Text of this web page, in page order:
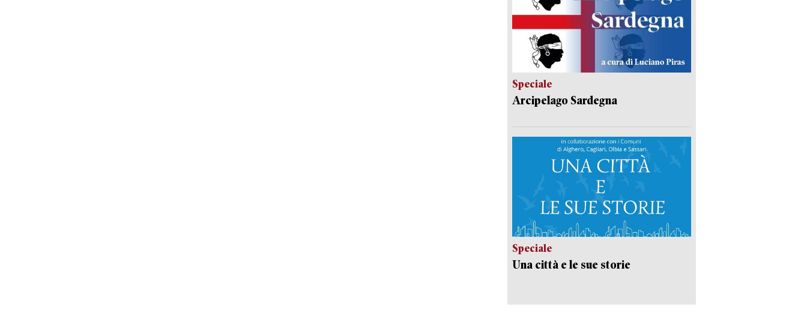
Speciale
Arcipelago Sardegna
Speciale
Una città e le sue storie